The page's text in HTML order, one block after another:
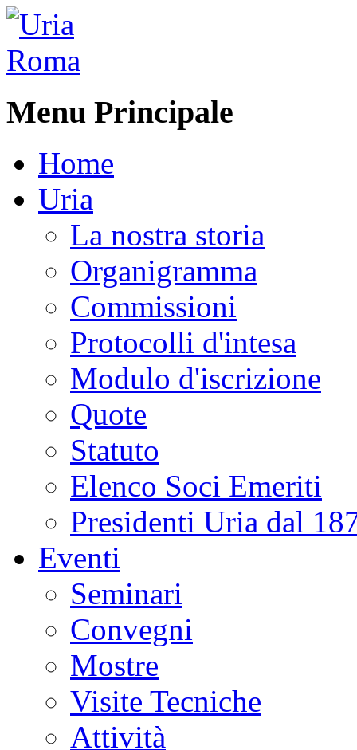
Menu Principale
Home
Uria
La nostra storia
Organigramma
Commissioni
Protocolli d'intesa
Modulo d'iscrizione
Quote
Statuto
Elenco Soci Emeriti
Presidenti Uria dal
Eventi
Seminari
Convegni
Mostre
Visite Tecniche
Attività